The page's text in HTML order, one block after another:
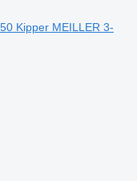
Kipper MEILLER 3-